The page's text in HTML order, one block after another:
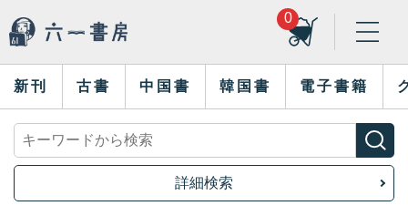
0
新刊 古書 中国書 韓国書 電子書籍
詳細検索